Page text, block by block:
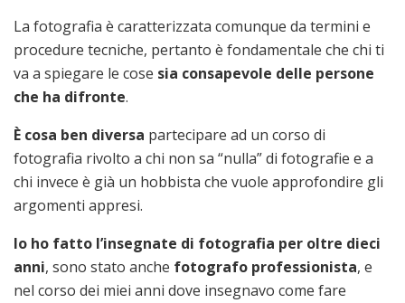
La fotografia è caratterizzata comunque da termini e
procedure tecniche, pertanto è fondamentale che chi ti
va a spiegare le cose sia consapevole delle persone
che ha difronte.
È cosa ben diversa partecipare ad un corso di
fotografia rivolto a chi non sa “nulla” di fotografie e a
chi invece è già un hobbista che vuole approfondire gli
argomenti appresi.
Io ho fatto l’insegnate di fotografia per oltre dieci
anni, sono stato anche fotografo professionista, e
nel corso dei miei anni dove insegnavo come fare